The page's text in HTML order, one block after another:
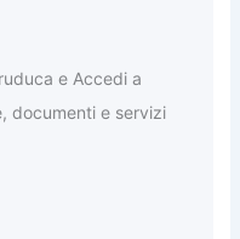
e Accedi a
documenti e servizi